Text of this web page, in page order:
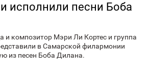
исполнили песни Боба
и композитор Мэри Ли Кортес и группа
в Самарской филармонии
из песен Боба Дилана.